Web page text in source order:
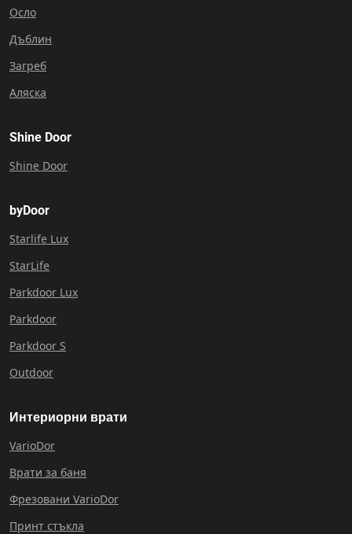
Осло
Дъблин
Загреб
Аляска
Shine Door
Shine Door
byDoor
Starlife Lux
StarLife
Parkdoor Lux
Parkdoor
Parkdoor S
Outdoor
Интериорни врати
VarioDor
Врати за баня
Фрезовани VarioDor
Принт стъкла